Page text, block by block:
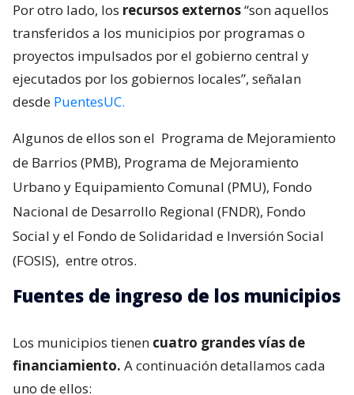
Por otro lado, los recursos externos“son aquellos
transferidos a los municipios por programas o
proyectos impulsados por el gobierno central y
ejecutados por los gobiernos locales”, señalan
desde PuentesUC.
Algunos de ellos son el Programa de Mejoramiento
de Barrios (PMB), Programa de Mejoramiento
Urbano y Equipamiento Comunal (PMU), Fondo
Nacional de Desarrollo Regional (FNDR), Fondo
Social y el Fondo de Solidaridad e Inversión Social
(FOSIS), entre otros.
Fuentes de ingreso de los municipios
Los municipios tienen cuatro grandes vías de
financiamiento. A continuación detallamos cada
uno de ellos: